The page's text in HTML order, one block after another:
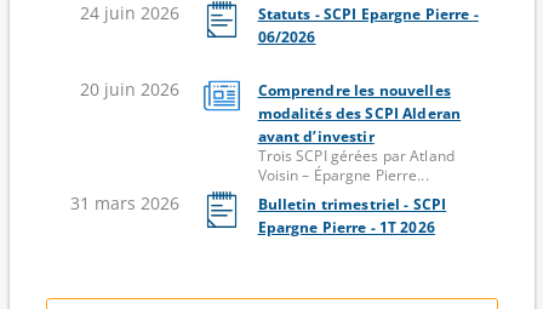
24 juin 2026
Statuts - SCPI Epargne Pierre -
06/2026
20 juin 2026
Comprendre les nouvelles
modalités des SCPI Alderan
avant d’investir
Trois SCPI gérées par Atland
Voisin – Épargne Pierre...
31 mars 2026
Bulletin trimestriel - SCPI
Epargne Pierre - 1T 2026